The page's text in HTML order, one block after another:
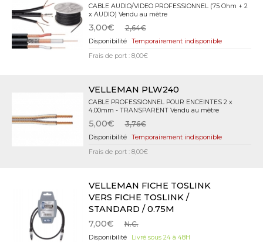
CABLE AUDIO/VIDEO PROFESSIONNEL (75 Ohm + 2
x AUDIO) Vendu au mètre
3,00€ 2,64€
Temporairement indisponible
Frais de port : 8,00€
VELLEMAN PLW240
CABLE PROFESSIONNEL POUR ENCEINTES 2 x
4.00mm - TRANSPARENT Vendu au mètre
5,00€ 3,76€
Temporairement indisponible
Frais de port : 8,00€
VELLEMAN FICHE TOSLINK
VERS FICHE TOSLINK /
STANDARD / 0.75M
7,00€
N.C.
Livré sous 24 à 48H